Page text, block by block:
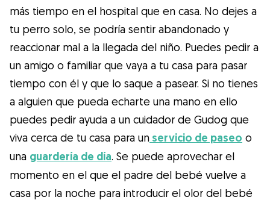
más tiempo en el hospital que en casa. No dejes a
tu perro solo, se podría sentir abandonado y
reaccionar mal a la llegada del niño. Puedes pedir a
un amigo o familiar que vaya a tu casa para pasar
tiempo con él y que lo saque a pasear. Si no tienes
a alguien que pueda echarte una mano en ello
puedes pedir ayuda a un cuidador de Gudog que
viva cerca de tu casa para un servicio de paseo o
una guardería de día. Se puede aprovechar el
momento en el que el padre del bebé vuelve a
casa por la noche para introducir el olor del bebé